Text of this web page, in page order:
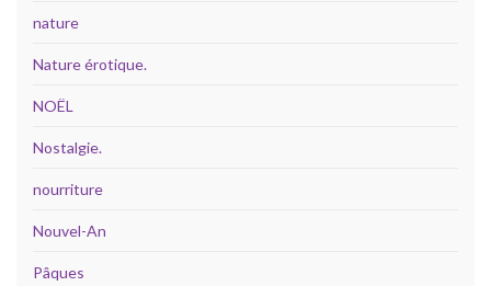
nature
Nature érotique.
NOËL
Nostalgie.
nourriture
Nouvel-An
Pâques